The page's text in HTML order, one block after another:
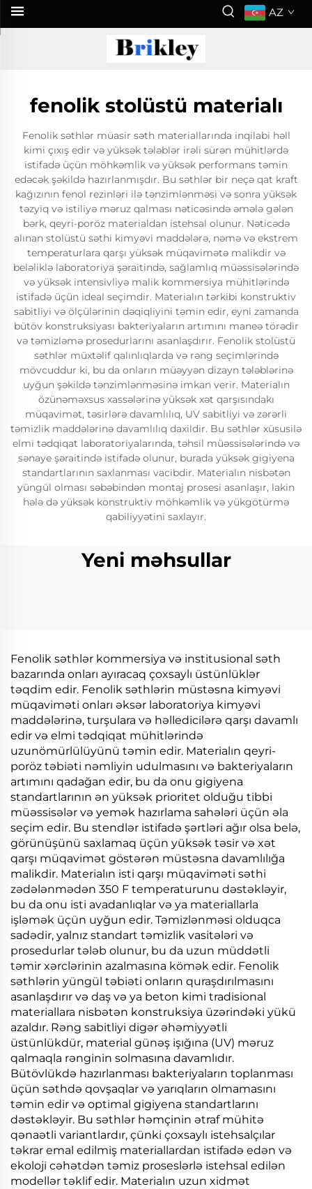
AZ
fenolik stolüstü materialı
Fenolik səthlər müasir səth materiallarında inqilabi həll
kimi çıxış edir və yüksək tələblər irəli sürən mühitlərdə
istifadə üçün möhkəmlik və yüksək performans təmin
edəcək şəkildə hazırlanmışdır. Bu səthlər bir neçə qat kraft
kağızının fenol rezinləri ilə tənzimlənməsi və sonra yüksək
təzyiq və istiliyə məruz qalması nəticəsində əmələ gələn
bərk, qeyri-poröz materialdan istehsal olunur. Nəticədə
alınan stolüstü səthi kimyəvi maddələrə, nəmə və ekstrem
temperaturlara qarşı yüksək müqavimətə malikdir və
beləliklə laboratoriya şəraitində, sağlamlıq müəssisələrində
və yüksək intensivliyə malik kommersiya mühitlərində
istifadə üçün ideal seçimdir. Materialın tərkibi konstruktiv
sabitliyi və ölçülərinin dəqiqliyini təmin edir, eyni zamanda
bütöv konstruksiyası bakteriyaların artımını maneə törədir
və təmizləmə prosedurlarını asanlaşdırır. Fenolik stolüstü
səthlər müxtəlif qalınlıqlarda və rəng seçimlərində
mövcuddur ki, bu da onların müəyyən dizayn tələblərinə
uyğun şəkildə tənzimlənməsinə imkan verir. Materialın
özünəməxsus xassələrinə yüksək xət qarşısındakı
müqavimət, təsirlərə davamlılıq, UV sabitliyi və zərərli
təmizlik maddələrinə davamlılıq daxildir. Bu səthlər xüsusilə
elmi tədqiqat laboratoriyalarında, təhsil müəssisələrində və
sənaye şəraitində istifadə olunur, burada yüksək gigiyena
standartlarının saxlanması vacibdir. Materialın nisbətən
yüngül olması səbəbindən montaj prosesi asanlaşır, lakin
hələ də yüksək konstruktiv möhkəmlik və yükgötürmə
qabiliyyətini saxlayır.
Yeni məhsullar
Fenolik səthlər kommersiya və institusional səth
bazarında onları ayıracaq çoxsaylı üstünlüklər
təqdim edir. Fenolik səthlərin müstəsna kimyəvi
müqaviməti onları əksər laboratoriya kimyəvi
maddələrinə, turşulara və həlledicilərə qarşı davamlı
edir və elmi tədqiqat mühitlərində
uzunömürlülüyünü təmin edir. Materialın qeyri-
poröz təbiəti nəmliyin udulmasını və bakteriyaların
artımını qadağan edir, bu da onu gigiyena
standartlarının ən yüksək prioritet olduğu tibbi
müəssisələr və yemək hazırlama sahələri üçün əla
seçim edir. Bu stendlər istifadə şərtləri ağır olsa belə,
görünüşünü saxlamaq üçün yüksək təsir və xət
qarşı müqavimət göstərən müstəsna davamlılığa
malikdir. Materialın isti qarşı müqaviməti səthi
zədələnmədən 350 F temperaturunu dəstəkləyir,
bu da onu isti avadanlıqlar və ya materiallarla
işləmək üçün uyğun edir. Təmizlənməsi olduqca
sadədir, yalnız standart təmizlik vasitələri və
prosedurlar tələb olunur, bu da uzun müddətli
təmir xərclərinin azalmasına kömək edir. Fenolik
səthlərin yüngül təbiəti onların quraşdırılmasını
asanlaşdırır və daş və ya beton kimi tradisional
materiallara nisbətən konstruksiya üzərindəki yükü
azaldır. Rəng sabitliyi digər əhəmiyyətli
üstünlükdür, material günəş işığına (UV) məruz
qalmaqla rənginin solmasına davamlıdır.
Bütövlükdə hazırlanması bakteriyaların toplanması
üçün səthdə qovşaqlar və yarıqların olmamasını
təmin edir və optimal gigiyena standartlarını
dəstəkləyir. Bu səthlər həmçinin ətraf mühitə
qənaətli variantlardır, çünki çoxsaylı istehsalçılar
təkrar emal edilmiş materiallardan istifadə edən və
ekoloji cəhətdən təmiz proseslərlə istehsal edilən
modellər təklif edir. Materialın uzun xidmət